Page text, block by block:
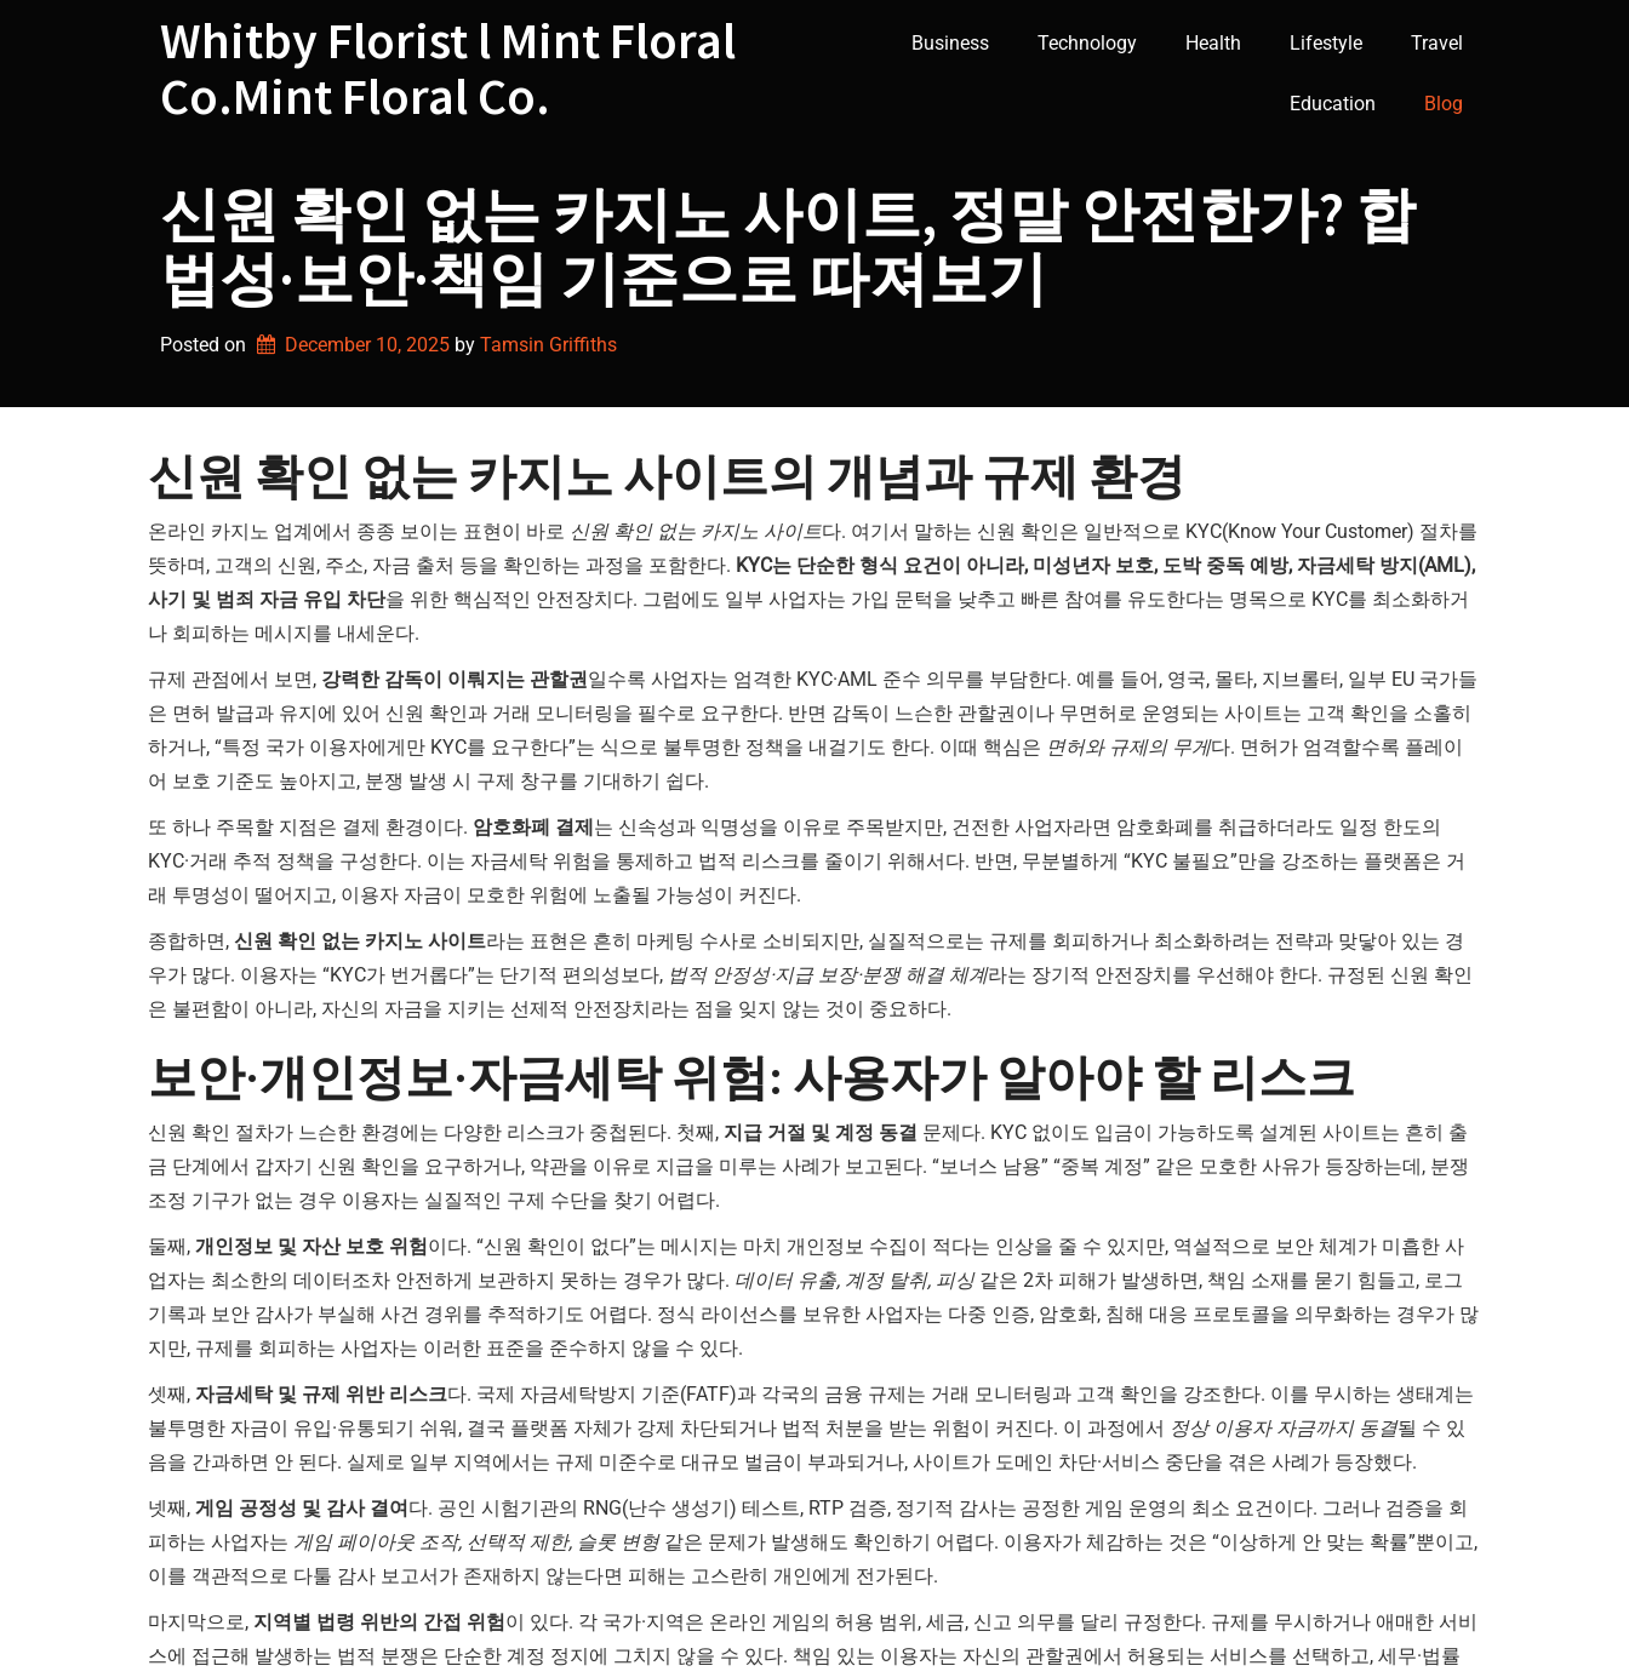
Whitby Florist l Mint Floral
Co.Mint Floral Co.
Business Technology Health Lifestyle Travel
Education Blog
신원 확인 없는 카지노 사이트, 정말 안전한가? 합
법성·보안·책임 기준으로 따져보기
Posted on December 10, 2025 by Tamsin Griffiths
신원 확인 없는 카지노 사이트의 개념과 규제 환경
온라인 카지노 업계에서 종종 보이는 표현이 바로 신원 확인 없는 카지노 사이트다. 여기서 말하는 신원 확인은 일반적으로 KYC(Know Your Customer) 절차를
뜻하며, 고객의 신원, 주소, 자금 출처 등을 확인하는 과정을 포함한다. KYC는 단순한 형식 요건이 아니라, 미성년자 보호, 도박 중독 예방, 자금세탁 방지(AML),
사기 및 범죄 자금 유입 차단을 위한 핵심적인 안전장치다. 그럼에도 일부 사업자는 가입 문턱을 낮추고 빠른 참여를 유도한다는 명목으로 KYC를 최소화하거
나 회피하는 메시지를 내세운다.
규제 관점에서 보면, 강력한 감독이 이뤄지는 관할권일수록 사업자는 엄격한 KYC·AML 준수 의무를 부담한다. 예를 들어, 영국, 몰타, 지브롤터, 일부 EU 국가들
은 면허 발급과 유지에 있어 신원 확인과 거래 모니터링을 필수로 요구한다. 반면 감독이 느슨한 관할권이나 무면허로 운영되는 사이트는 고객 확인을 소홀히
하거나, “특정 국가 이용자에게만 KYC를 요구한다”는 식으로 불투명한 정책을 내걸기도 한다. 이때 핵심은 면허와 규제의 무게다. 면허가 엄격할수록 플레이
어 보호 기준도 높아지고, 분쟁 발생 시 구제 창구를 기대하기 쉽다.
또 하나 주목할 지점은 결제 환경이다. 암호화폐 결제는 신속성과 익명성을 이유로 주목받지만, 건전한 사업자라면 암호화폐를 취급하더라도 일정 한도의
KYC·거래 추적 정책을 구성한다. 이는 자금세탁 위험을 통제하고 법적 리스크를 줄이기 위해서다. 반면, 무분별하게 “KYC 불필요”만을 강조하는 플랫폼은 거
래 투명성이 떨어지고, 이용자 자금이 모호한 위험에 노출될 가능성이 커진다.
종합하면, 신원 확인 없는 카지노 사이트라는 표현은 흔히 마케팅 수사로 소비되지만, 실질적으로는 규제를 회피하거나 최소화하려는 전략과 맞닿아 있는 경
우가 많다. 이용자는 “KYC가 번거롭다”는 단기적 편의성보다, 법적 안정성·지급 보장·분쟁 해결 체계라는 장기적 안전장치를 우선해야 한다. 규정된 신원 확인
은 불편함이 아니라, 자신의 자금을 지키는 선제적 안전장치라는 점을 잊지 않는 것이 중요하다.
보안·개인정보·자금세탁 위험: 사용자가 알아야 할 리스크
신원 확인 절차가 느슨한 환경에는 다양한 리스크가 중첩된다. 첫째, 지급 거절 및 계정 동결 문제다. KYC 없이도 입금이 가능하도록 설계된 사이트는 흔히 출
금 단계에서 갑자기 신원 확인을 요구하거나, 약관을 이유로 지급을 미루는 사례가 보고된다. “보너스 남용” “중복 계정” 같은 모호한 사유가 등장하는데, 분쟁
조정 기구가 없는 경우 이용자는 실질적인 구제 수단을 찾기 어렵다.
둘째, 개인정보 및 자산 보호 위험이다. “신원 확인이 없다”는 메시지는 마치 개인정보 수집이 적다는 인상을 줄 수 있지만, 역설적으로 보안 체계가 미흡한 사
업자는 최소한의 데이터조차 안전하게 보관하지 못하는 경우가 많다. 데이터 유출, 계정 탈취, 피싱같은 2차 피해가 발생하면, 책임 소재를 묻기 힘들고, 로그
기록과 보안 감사가 부실해 사건 경위를 추적하기도 어렵다. 정식 라이선스를 보유한 사업자는 다중 인증, 암호화, 침해 대응 프로토콜을 의무화하는 경우가 많
지만, 규제를 회피하는 사업자는 이러한 표준을 준수하지 않을 수 있다.
셋째, 자금세탁 및 규제 위반 리스크다. 국제 자금세탁방지 기준(FATF)과 각국의 금융 규제는 거래 모니터링과 고객 확인을 강조한다. 이를 무시하는 생태계는
불투명한 자금이 유입·유통되기 쉬워, 결국 플랫폼 자체가 강제 차단되거나 법적 처분을 받는 위험이 커진다. 이 과정에서 정상 이용자 자금까지 동결될 수 있
음을 간과하면 안 된다. 실제로 일부 지역에서는 규제 미준수로 대규모 벌금이 부과되거나, 사이트가 도메인 차단·서비스 중단을 겪은 사례가 등장했다.
넷째, 게임 공정성 및 감사 결여다. 공인 시험기관의 RNG(난수 생성기) 테스트, RTP 검증, 정기적 감사는 공정한 게임 운영의 최소 요건이다. 그러나 검증을 회
피하는 사업자는 게임 페이아웃 조작, 선택적 제한, 슬롯 변형같은 문제가 발생해도 확인하기 어렵다. 이용자가 체감하는 것은 “이상하게 안 맞는 확률”뿐이고,
이를 객관적으로 다툴 감사 보고서가 존재하지 않는다면 피해는 고스란히 개인에게 전가된다.
마지막으로, 지역별 법령 위반의 간접 위험이 있다. 각 국가·지역은 온라인 게임의 허용 범위, 세금, 신고 의무를 달리 규정한다. 규제를 무시하거나 애매한 서비
스에 접근해 발생하는 법적 분쟁은 단순한 계정 정지에 그치지 않을 수 있다. 책임 있는 이용자는 자신의 관할권에서 허용되는 서비스를 선택하고, 세무·법률